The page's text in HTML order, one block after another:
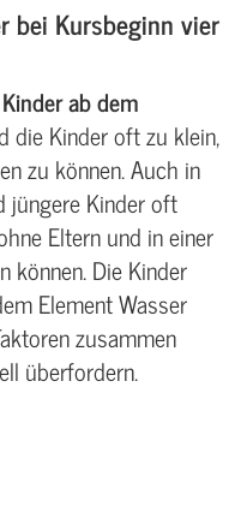
bei Kursbeginn vier
Kinder ab dem
die Kinder oft zu klein,
zu können. Auch in
jüngere Kinder oft
Eltern und in einer
können. Die Kinder
Element Wasser
zusammen
überfordern.